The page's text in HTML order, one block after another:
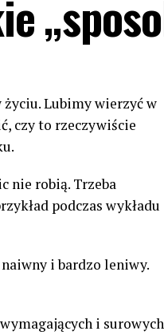
życiu. Lubimy wierzyć w
czy to rzeczywiście
nie robią. Trzeba
podczas wykładu
i bardzo leniwy.
i surowych